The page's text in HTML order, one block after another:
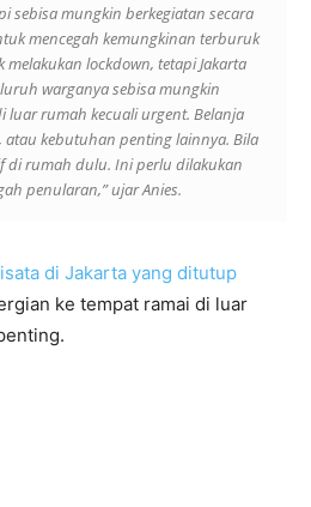
sebisa mungkin berkegiatan secara
mencegah kemungkinan terburuk
melakukan lockdown, tetapi Jakarta
warganya sebisa mungkin
luar rumah kecuali urgent. Belanja
atau kebutuhan penting lainnya. Bila
rumah dulu. Ini perlu dilakukan
penularan,” ujar Anies.
di Jakarta yang ditutup
ke tempat ramai di luar